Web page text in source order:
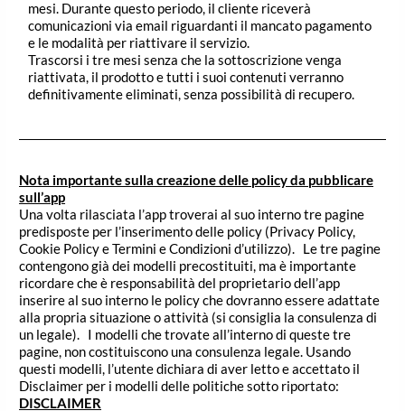
mesi. Durante questo periodo, il cliente riceverà
comunicazioni via email riguardanti il mancato pagamento
e le modalità per riattivare il servizio.
Trascorsi i tre mesi senza che la sottoscrizione venga
riattivata, il prodotto e tutti i suoi contenuti verranno
definitivamente eliminati, senza possibilità di recupero.
Nota importante sulla creazione delle policy da pubblicare
sull’app
Una volta rilasciata l’app troverai al suo interno tre pagine
predisposte per l’inserimento delle policy (Privacy Policy,
Cookie Policy e Termini e Condizioni d’utilizzo). Le tre pagine
contengono già dei modelli precostituiti, ma è importante
ricordare che è responsabilità del proprietario dell’app
inserire al suo interno le policy che dovranno essere adattate
alla propria situazione o attività (si consiglia la consulenza di
un legale). I modelli che trovate all’interno di queste tre
pagine, non costituiscono una consulenza legale. Usando
questi modelli, l’utente dichiara di aver letto e accettato il
Disclaimer per i modelli delle politiche sotto riportato:
DISCLAIMER